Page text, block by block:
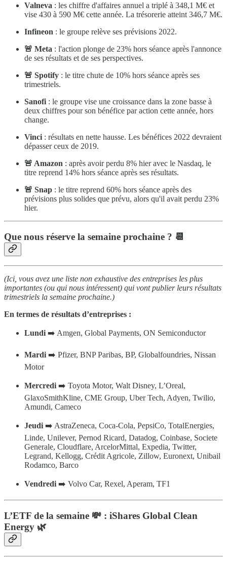
Valneva : les chiffre d'affaires annuel a triplé à 348,1 M€ et
vise 430 à 590 M€ cette année. La trésorerie atteint 346,7 M€.
Infineon : le groupe relève ses prévisions 2022.
🚨 Meta : l'action plonge de 23% hors séance après l'annonce
de ses résultats et de ses perspectives.
🚨 Spotify : le titre chute de 10% hors séance après ses
trimestriels.
Sanofi : le groupe vise une croissance dans la zone basse à
deux chiffres pour son bénéfice par action cette année, hors
change.
Vinci : résultats en nette hausse. Les bénéfices 2022 devraient
dépasser ceux de 2019.
🚨 Amazon : après avoir perdu 8% hier avec le Nasdaq, le
titre reprend 14% hors séance après ses résultats.
🚨 Snap : le titre reprend 60% hors séance après des
prévisions plus solides que prévu, alors qu'il avait perdu 23%
hier.
Que nous réserve la semaine prochaine ? 📆
(Ici, vous avez une liste non exhaustive des entreprises les plus
importantes (ou qui nous intéressent) qui vont publier leurs résultats
trimestriels la semaine prochaine.)
En termes de résultats d’entreprises :
Lundi ➡️ Amgen, Global Payments, ON Semiconductor
Mardi ➡️ Pfizer, BNP Paribas, BP, Globalfoundries, Nissan
Motor
Mercredi ➡️ Toyota Motor, Walt Disney, L’Oreal,
GlaxoSmithKline, CME Group, Uber Tech, Adyen, Twilio,
Amundi, Cameco
Jeudi ➡️ AstraZeneca, Coca-Cola, PepsiCo, TotalEnergies,
Linde, Unilever, Pernod Ricard, Datadog, Coinbase, Societe
Generale, Cloudflare, ArcelorMittal, Expedia, Twitter,
Legrand, Kellogg, Crédit Agricole, Zillow, Euronext, Unibail
Rodamco, Barco
Vendredi ➡️ Volvo Car, Rexel, Aperam, TF1
L’ETF de la semaine 💸 : iShares Global Clean
Energy 🌿